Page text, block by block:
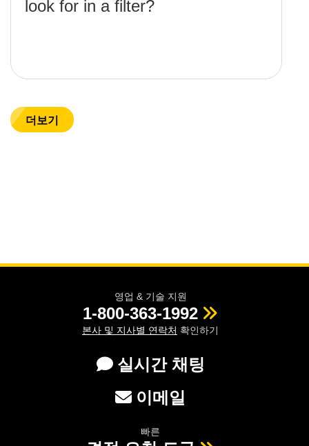
look for in a filter?
더보기
영업 & 기술 지원
1-800-363-1992
본사 및 지사별 연락처 확인하기
실시간 채팅
이메일
빠른